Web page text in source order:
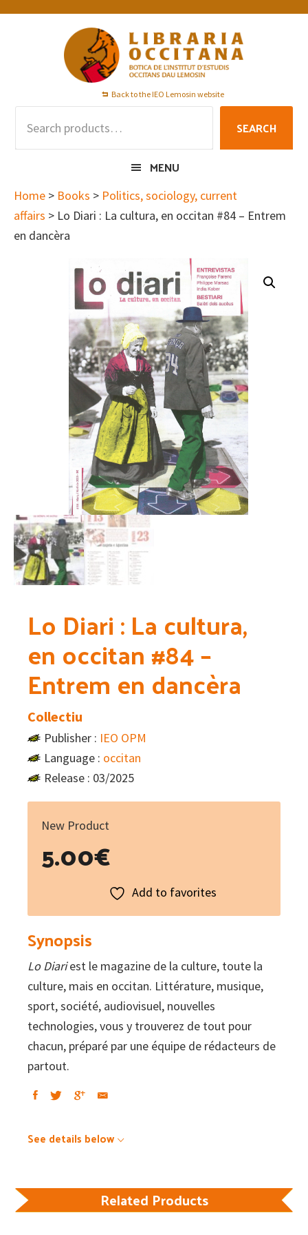
Skip
Skip
Skip
Back to the IEO Lemosin website
SEARCH
MENU
Home > Books > Politics, sociology, current
affairs > Lo Diari : La cultura, en occitan #84 – Entrem
en dancèra
Lo Diari : La cultura,
en occitan #84 –
Entrem en dancèra
Collectiu
Publisher : IEO OPM
Language : occitan
Release : 03/2025
New Product
5.00€
Add to favorites
Synopsis
Lo Diariest le magazine de la culture, toute la
culture, mais en occitan. Littérature, musique,
sport, société, audiovisuel, nouvelles
technologies, vous y trouverez de tout pour
chacun, préparé par une équipe de rédacteurs de
partout.
See details below
Related Products